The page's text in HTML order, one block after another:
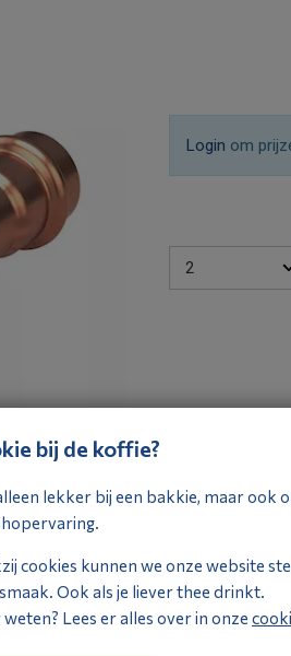
Login om
bij de koffie?
lekker bij een bakkie, maar ook
cookies kunnen we onze website
Ook als je liever thee drinkt.
Lees er alles over in onze